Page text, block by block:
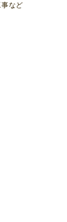
など